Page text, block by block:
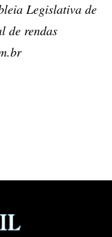
Legislativa de
de rendas